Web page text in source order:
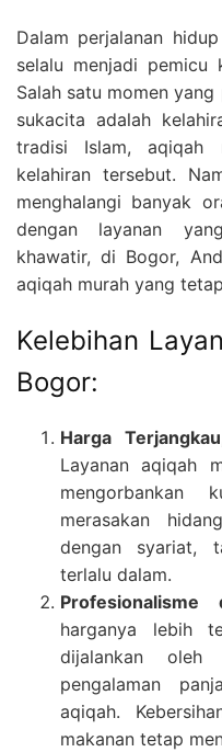
Dalam perjalanan
selalu menjadi pemicu
Salah satu momen
sukacita adalah
tradisi Islam, aqiqah
kelahiran tersebut.
menghalangi banyak
dengan layanan
khawatir, di Bogor,
aqiqah murah yang
Kelebihan
Bogor:
Harga
Layanan aqiqah
merasakan
dengan syariat,
terlalu dalam.
Profesionalisme
harganya lebih
dijalankan
pengalaman
aqiqah.
makanan tetap